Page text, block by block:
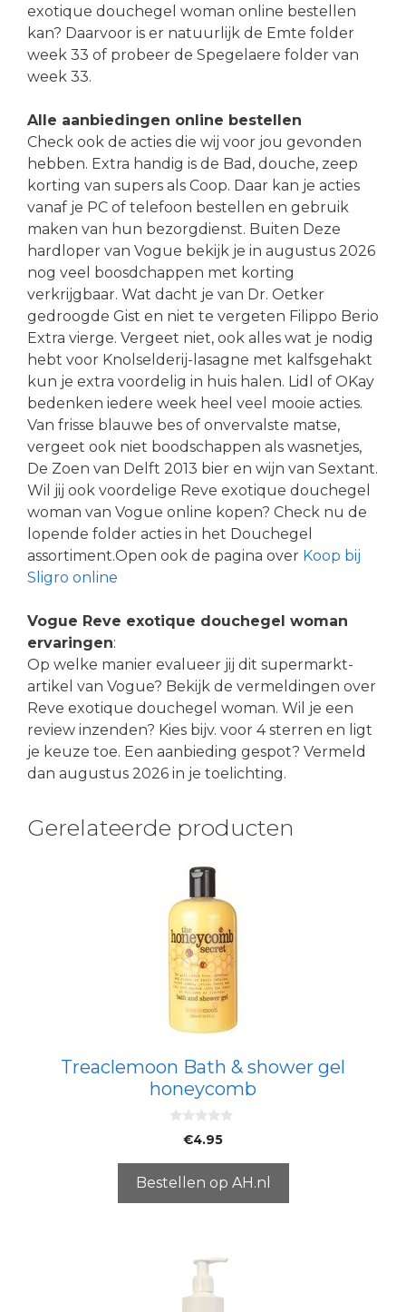
exotique douchegel woman online bestellen
kan? Daarvoor is er natuurlijk de Emte folder
week 33 of probeer de Spegelaere folder van
week 33.
Alle aanbiedingen online bestellen
Check ook de acties die wij voor jou gevonden
hebben. Extra handig is de Bad, douche, zeep
korting van supers als Coop. Daar kan je acties
vanaf je PC of telefoon bestellen en gebruik
maken van hun bezorgdienst. Buiten Deze
hardloper van Vogue bekijk je in augustus 2026
nog veel boosdchappen met korting
verkrijgbaar. Wat dacht je van Dr. Oetker
gedroogde Gist en niet te vergeten Filippo Berio
Extra vierge. Vergeet niet, ook alles wat je nodig
hebt voor Knolselderij-lasagne met kalfsgehakt
kun je extra voordelig in huis halen. Lidl of OKay
bedenken iedere week heel veel mooie acties.
Van frisse blauwe bes of onvervalste matse,
vergeet ook niet boodschappen als wasnetjes,
De Zoen van Delft 2013 bier en wijn van Sextant.
Wil jij ook voordelige Reve exotique douchegel
woman van Vogue online kopen? Check nu de
lopende folder acties in het Douchegel
assortiment.Open ook de pagina over Koop bij
Sligro online
Vogue Reve exotique douchegel woman
ervaringen:
Op welke manier evalueer jij dit supermarkt-
artikel van Vogue? Bekijk de vermeldingen over
Reve exotique douchegel woman. Wil je een
review inzenden? Kies bijv. voor 4 sterren en ligt
je keuze toe. Een aanbieding gespot? Vermeld
dan augustus 2026 in je toelichting.
Gerelateerde producten
Treaclemoon Bath & shower gel
honeycomb
5
€4.95
Bestellen op AH.nl